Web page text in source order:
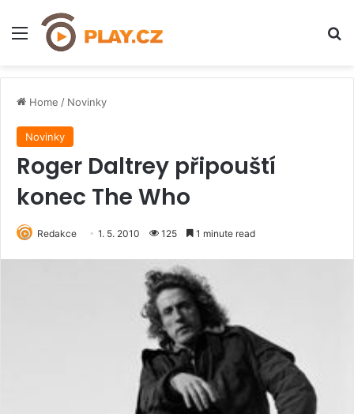
Menu
Home / Novinky
Novinky
Roger Daltrey připouští
konec The Who
Redakce 1. 5. 2010 125 1 minute read